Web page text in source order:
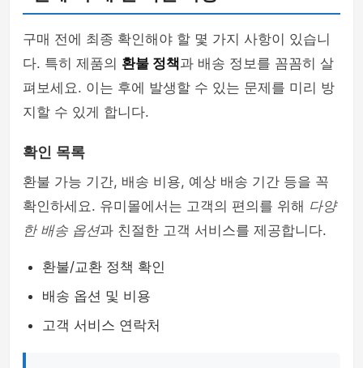
구매 전에 최종 확인해야 할 몇 가지 사항이 있습니
다. 특히 제품의 환불 정책과 배송 정보를 꼼꼼히 살
펴보세요. 이는 후에 발생할 수 있는 문제를 미리 방
지할 수 있게 합니다.
확인 목록
환불 가능 기간, 배송 비용, 예상 배송 기간 등을 꼭
확인하세요. 유미몰에서는 고객의 편의를 위해 다양
한 배송 옵션과 친절한 고객 서비스를 제공합니다.
환불/교환 정책 확인
배송 옵션 및 비용
고객 서비스 연락처